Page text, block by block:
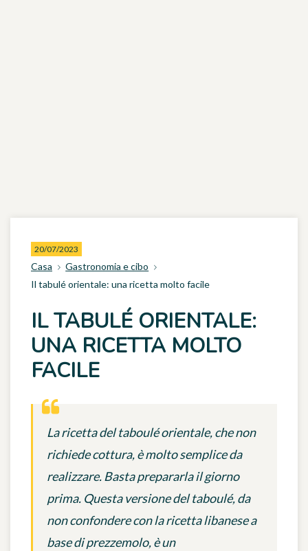
20/07/2023
Casa
Gastronomia e cibo
Il tabulé orientale: una ricetta molto facile
IL TABULÉ ORIENTALE:
UNA RICETTA MOLTO
FACILE
La ricetta del taboulé orientale, che non
richiede cottura, è molto semplice da
realizzare. Basta prepararla il giorno
prima. Questa versione del taboulé, da
non confondere con la ricetta libanese a
base di prezzemolo, è un